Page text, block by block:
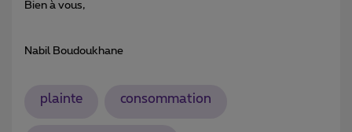
Bien à vous,
Nabil Boudoukhane
plainte consommation